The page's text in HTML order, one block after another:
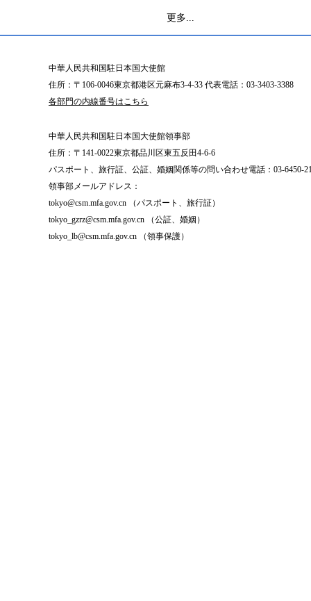
更多...
中華人民共和国駐日本国大使館
住所：〒106-0046東京都港区元麻布3-4-33 代表電話：03-3403-3388
各部門の内線番号はこちら
中華人民共和国駐日本国大使館領事部
住所：〒141-0022東京都品川区東五反田4-6-6
パスポート、旅行証、公証、婚姻関係等の問い合わせ電話：03-6450-
領事部メールアドレス：
tokyo@csm.mfa.gov.cn （パスポート、旅行証）
tokyo_gzrz@csm.mfa.gov.cn （公証、婚姻）
tokyo_lb@csm.mfa.gov.cn （領事保護）